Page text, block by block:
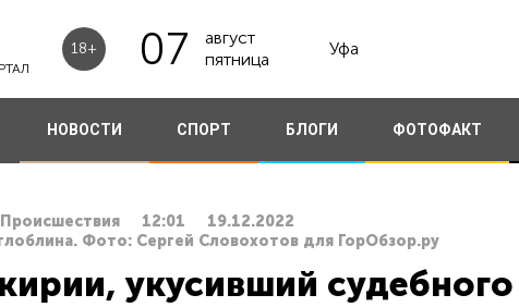
18+ 07
август
пятница
Уфа
НОВОСТИ СПОРТ БЛОГИ ФОТОФАКТ
Происшествия 12:01
19.12.2022
Фото: Сергей Словохотов для ГорОбзор.ру
укусивший судебного